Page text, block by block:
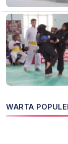
WARTA